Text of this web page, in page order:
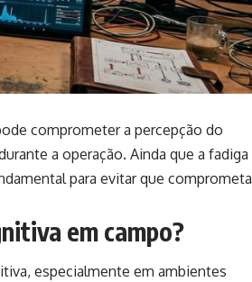
comprometer a percepção do
a operação. Ainda que a fadiga
para evitar que comprometa
em campo?
especialmente em ambientes